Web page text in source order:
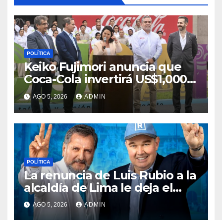
POLÍTICA
Keiko Fujimori anuncia que
Coca-Cola invertirá US$1,000
millones en 5 años
AGO 5, 2026 ADMIN
POLÍTICA
La renuncia de Luis Rubio a la
alcaldía de Lima le deja el
camino libre a Rafael López
Aliaga
AGO 5, 2026 ADMIN